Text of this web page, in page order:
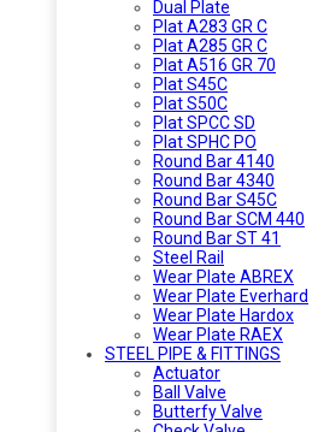
Dual Plate
Plat A283 GR C
Plat A285 GR C
Plat A516 GR 70
Plat S45C
Plat S50C
Plat SPCC SD
Plat SPHC PO
Round Bar 4140
Round Bar 4340
Round Bar S45C
Round Bar SCM 440
Round Bar ST 41
Steel Rail
Wear Plate ABREX
Wear Plate Everhard
Wear Plate Hardox
Wear Plate RAEX
STEEL PIPE & FITTINGS
Actuator
Ball Valve
Butterfy Valve